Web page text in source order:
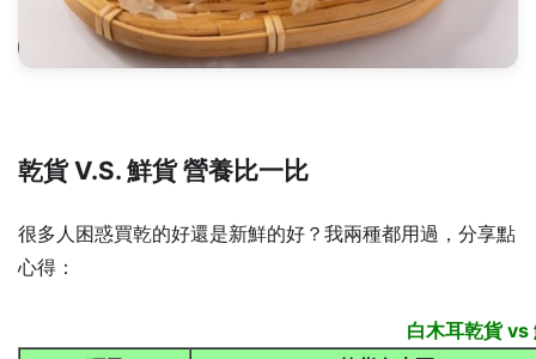
乾貨 V.S. 鮮貨 營養比一比
很多人困惑買乾的好還是新鮮的好？我兩種都用過，分享點
心得：
白木耳乾貨 vs